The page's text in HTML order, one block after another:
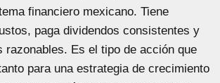
financiero mexicano. Tiene
paga dividendos consistentes y
razonables. Es el tipo de acción que
para una estrategia de crecimiento